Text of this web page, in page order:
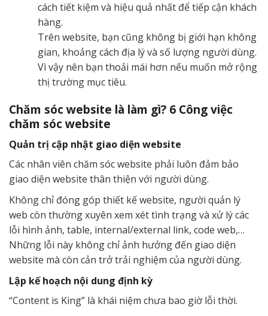
cách tiết kiệm và hiệu quả nhất để tiếp cận khách
hàng.
Trên website, bạn cũng không bị giới hạn không
gian, khoảng cách địa lý và số lượng người dùng.
Vì vậy nên bạn thoải mái hơn nếu muốn mở rộng
thị trường mục tiêu.
Chăm sóc website là làm gì? 6 Công việc
chăm sóc website
Quản trị cập nhật giao diện website
Các nhân viên chăm sóc website phải luôn đảm bảo
giao diện website thân thiện với người dùng.
Không chỉ đóng góp thiết kế website, người quản lý
web còn thường xuyên xem xét tình trạng và xử lý các
lỗi hình ảnh, table, internal/external link, code web,…
Những lỗi này không chỉ ảnh hưởng đến giao diện
website mà còn cản trở trải nghiệm của người dùng.
Lập kế hoạch nội dung định kỳ
“Content is King” là khái niệm chưa bao giờ lỗi thời.